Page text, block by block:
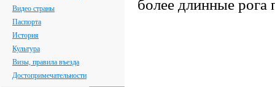
Видео страны
Паспорта
История
Культура
Визы, правила въезда
Достопримечательности
более длинные рога